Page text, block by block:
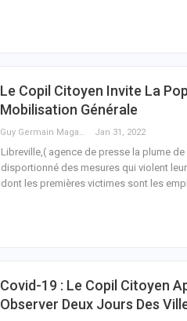
Le Copil Citoyen Invite La
Mobilisation Générale
Guy Germain Maganga Nziengui Jan 31, 2022
Libreville,( agence de presse la plume
disportionné des mesures qui violent
dont les premières victimes sont les
Covid-19 : Le Copil Citoyen
Observer Deux Jours Des